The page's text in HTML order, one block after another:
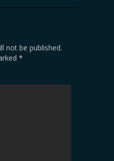
not be published.
*